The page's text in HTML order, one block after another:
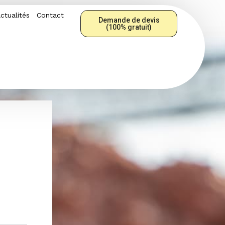
Contact
Demande de devis
(100% gratuit)